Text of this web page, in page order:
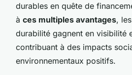
durables en quête de
à ces multiples avantages,
durabilité gagnent en visibilité
contribuant à des impacts
environnementaux positifs.